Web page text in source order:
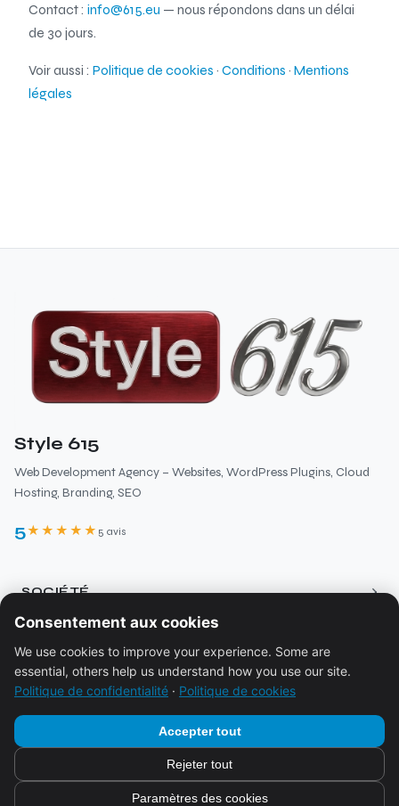
Contact : info@615.eu — nous répondons dans un délai
de 30 jours.
Voir aussi : Politique de cookies · Conditions · Mentions
légales
Style 615
Web Development Agency – Websites, WordPress Plugins, Cloud
Hosting, Branding, SEO
5★★★★★ 5 avis
SOCIÉTÉ ›
À propos
Services
Tarification
Contact
Blog
JURIDIQUE
Politique de confidentialité
Politique de cookies
© 2026Style 615
Consentement aux cookies
We use cookies to improve your experience. Some are
essential, others help us understand how you use our site.
Politique de confidentialité · Politique de cookies
Accepter tout
Rejeter tout
Paramètres des cookies